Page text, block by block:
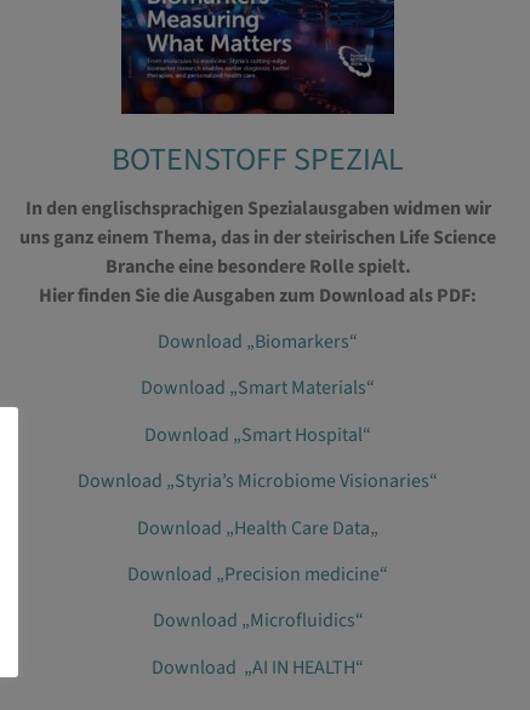
BOTENSTOFF SPEZIAL
In den englischsprachigen Spezialausgaben widmen wir
uns ganz einem Thema, das in der steirischen Life Science
Branche eine besondere Rolle spielt.
Hier finden Sie die Ausgaben zum Download als PDF:
Download „Biomarkers“
Download „Smart Materials“
Download „Smart Hospital“
Download „Styria’s Microbiome Visionaries“
Download „Health Care Data„
Download „Precision medicine“
Download „Microfluidics“
Download „AI IN HEALTH“